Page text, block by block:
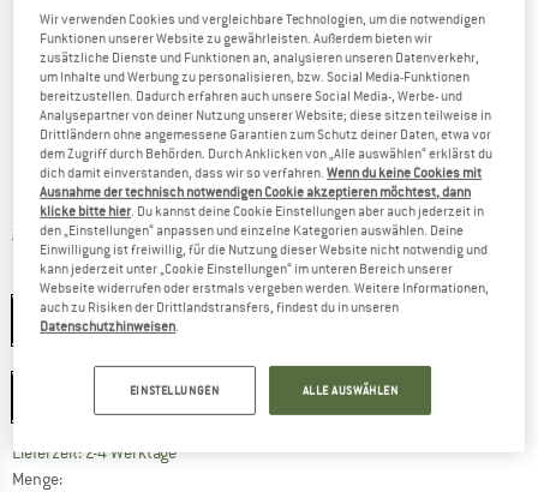
Detailansichten
Preis:
11,35€ inkl. MwSt.
Grundpreis:9,85€/ m
zzgl. VersandkostenInformationen zu den Versandkosten. Öffnet sich in
Farbe:Stainless Steel
Stainless Steel
Lieferzeit: 2-4 WerktageDer Link öffnet sich in einer Infobox und
Menge:
Wir verwenden Cookies und vergleichbare Technologien, um die notwendigen
Funktionen unserer Website zu gewährleisten. Außerdem bieten wir
zusätzliche Dienste und Funktionen an, analysieren unseren Datenverkehr,
um Inhalte und Werbung zu personalisieren, bzw. Social Media-Funktionen
bereitzustellen. Dadurch erfahren auch unsere Social Media-, Werbe- und
Analysepartner von deiner Nutzung unserer Website; diese sitzen teilweise in
Drittländern ohne angemessene Garantien zum Schutz deiner Daten, etwa vor
dem Zugriff durch Behörden. Durch Anklicken von „Alle auswählen“ erklärst du
dich damit einverstanden, dass wir so verfahren.Wenn du keine Cookies mit
Ausnahme der technisch notwendigen Cookie akzeptieren möchtest, dann
klicke bitte hier. Du kannst deine Cookie Einstellungen aber auch jederzeit in
den „Einstellungen“ anpassen und einzelne Kategorien auswählen. Deine
Einwilligung ist freiwillig, für die Nutzung dieser Website nicht notwendig und
kann jederzeit unter „Cookie Einstellungen“ im unteren Bereich unserer
Webseite widerrufen oder erstmals vergeben werden. Weitere Informationen,
auch zu Risiken der Drittlandstransfers, findest du in unseren
Datenschutzhinweisen.
EINSTELLUNGEN ALLE AUSWÄHLEN